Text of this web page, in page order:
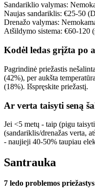
Sandariklio valymas:
Naujas sandariklis: €25-50
Drenažo valymas:
Atšildymo sistema: €60-120
Kodėl ledas grįžta po
Pagrindinė priežastis
(42%), per aukšta
(18%). Išspręskite priežastį.
Ar verta taisyti seną
Jei <5 metų - taip (pigu
(sandariklis/drenažas verta,
- naujieji 40-50% taupiau
Santrauka
7 ledo problemos